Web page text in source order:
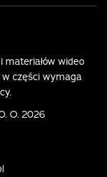
materiałów wideo
w części wymaga
O. 2026